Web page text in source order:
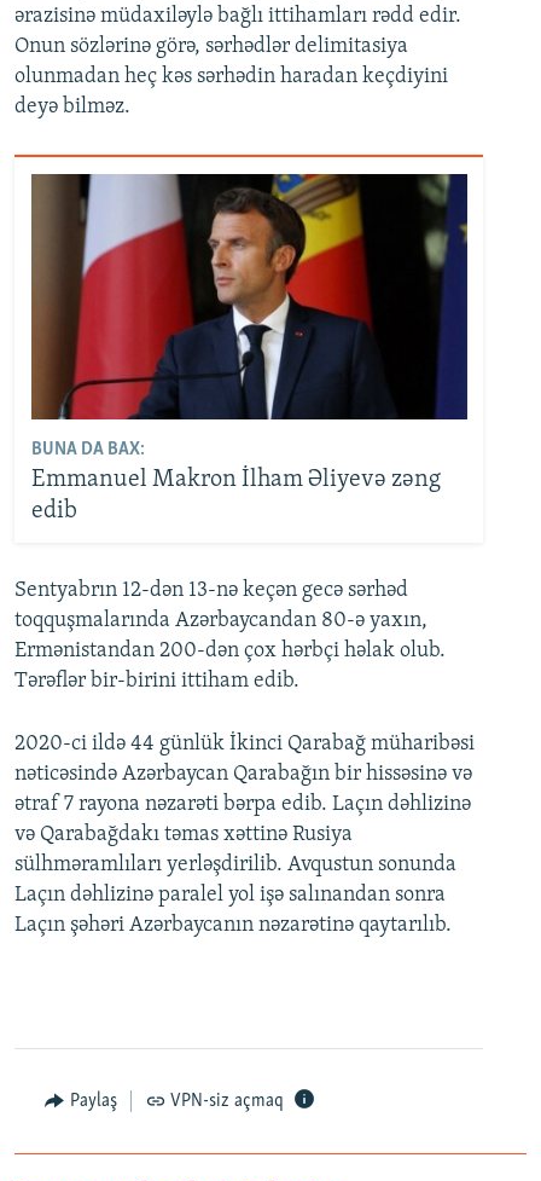
ərazisinə müdaxiləylə bağlı ittihamları rədd edir.
Onun sözlərinə görə, sərhədlər delimitasiya
olunmadan heç kəs sərhədin haradan keçdiyini
deyə bilməz.
BUNA DA BAX:
Emmanuel Makron İlham Əliyevə zəng
edib
Sentyabrın 12-dən 13-nə keçən gecə sərhəd
toqquşmalarında Azərbaycandan 80-ə yaxın,
Ermənistandan 200-dən çox hərbçi həlak olub.
Tərəflər bir-birini ittiham edib.
2020-ci ildə 44 günlük İkinci Qarabağ müharibəsi
nəticəsində Azərbaycan Qarabağın bir hissəsinə və
ətraf 7 rayona nəzarəti bərpa edib. Laçın dəhlizinə
və Qarabağdakı təmas xəttinə Rusiya
sülhməramlıları yerləşdirilib. Avqustun sonunda
Laçın dəhlizinə paralel yol işə salınandan sonra
Laçın şəhəri Azərbaycanın nəzarətinə qaytarılıb.
Paylaş VPN-siz açmaq